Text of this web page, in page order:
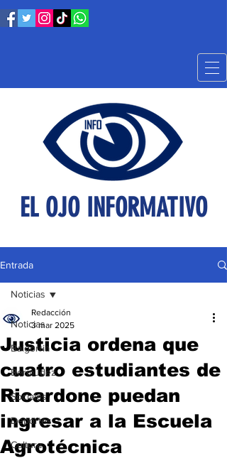
EL OJO INFORMATIVO
Entrada
Noticias
Baigorria
Bermúdez
Sociales
Deportes
Cultura
Noticias
Justicia ordena que
cuatro estudiantes de
Ricardone puedan
ingresar a la Escuela
Agrotécnica
Redacción
3 mar 2025